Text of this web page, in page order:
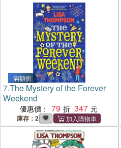
滿額折
7.The Mystery of the Forever
Weekend
優惠價： 79 347
庫存：2